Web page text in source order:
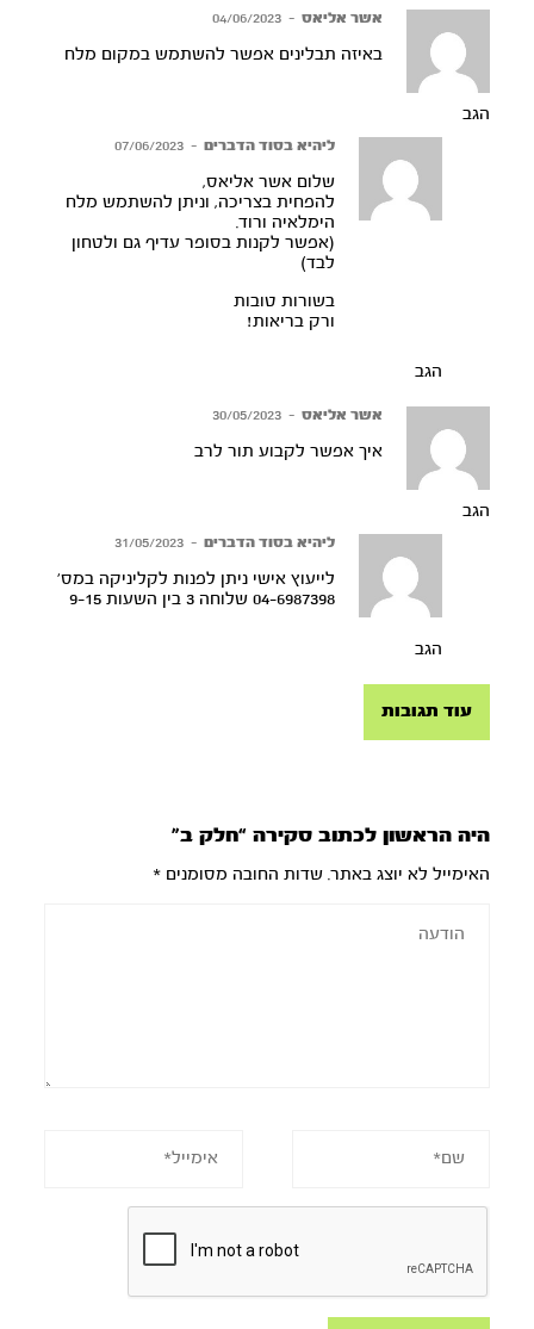
אשר אליאס –
04/06/2023
באיזה תבלינים אפשר להשתמש במקום מלח
הגב
ליהיא בסוד הדברים –
07/06/2023
שלום אשר אליאס,
להפחית בצריכה, וניתן להשתמש מלח
הימלאיה ורוד.
(אפשר לקנות בסופר עדיף גם ולטחון
לבד)
בשורות טובות
ורק בריאות!
הגב
אשר אליאס –
30/05/2023
איך אפשר לקבוע תור לרב
הגב
ליהיא בסוד הדברים –
31/05/2023
לייעוץ אישי ניתן לפנות לקליניקה במס’
04-6987398 שלוחה 3 בין השעות 9-15
הגב
עוד תגובות
היה הראשון לכתוב סקירה “חלק ב”
האימייל לא יוצג באתר. שדות החובה מסומנים*